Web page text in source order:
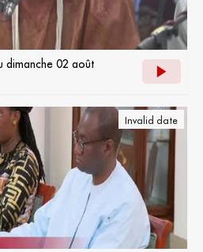
dimanche 02 août
Invalid date